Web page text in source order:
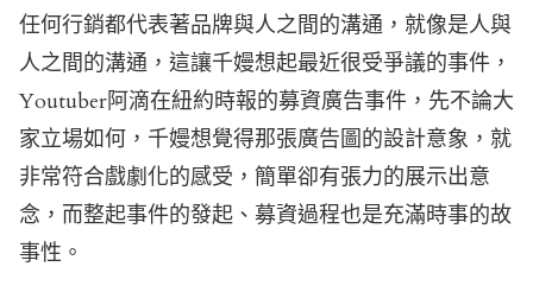
任何行銷都代表著品牌與人之間的溝通，就像是人與
人之間的溝通，這讓千嫚想起最近很受爭議的事件，
Youtuber阿滴在紐約時報的募資廣告事件，先不論大
家立場如何，千嫚想覺得那張廣告圖的設計意象，就
非常符合戲劇化的感受，簡單卻有張力的展示出意
念，而整起事件的發起、募資過程也是充滿時事的故
事性。